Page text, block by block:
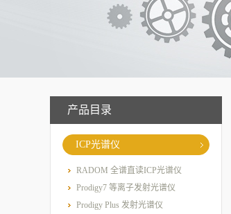
产品目录
ICP光谱仪
RADOM 全谱直读ICP光谱仪
Prodigy7 等离子发射光谱仪
Prodigy Plus 发射光谱仪